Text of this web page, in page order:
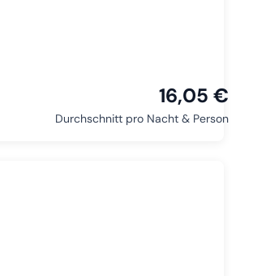
16,05 €
Durchschnitt pro Nacht & Person